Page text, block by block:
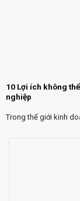
10 Lợi ích không
nghiệp
Trong thế giới kinh